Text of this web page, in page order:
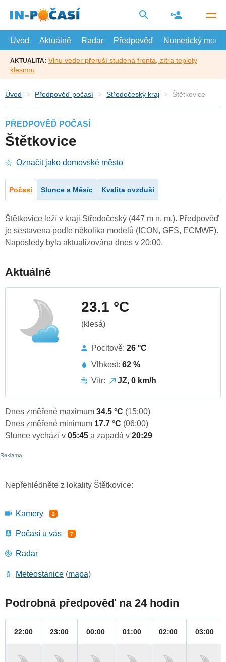
hlavní
Úvod
Aktuálně Radar Předpověď Numerický model
AKTUALITA: Vlnu veder přeruší studená fronta, zítra teploty
klesnou
Úvod Předpověď počasí Středočeský kraj Štětkovice
PŘEDPOVĚĎ POČASÍ
Štětkovice
Označit jako domovské město
Počasí Slunce a Měsíc Kvalita ovzduší
Štětkovice leží v kraji Středočeský (447 m n. m.). Předpověď
je sestavena podle několika modelů (ICON, GFS, ECMWF).
Naposledy byla aktualizována dnes v 20:00.
Aktuálně
23.1 °C
(klesá)
Pocitově: 26 °C
Vlhkost: 62 %
Vítr:
JZ, 0 km/h
Dnes změřené maximum 34.5 °C (15:00)
Dnes změřené minimum 17.7 °C (06:00)
Slunce vychází v 05:45 a zapadá v 20:29
Nepřehlédněte z lokality Štětkovice:
Kamery 2
Počasí u vás 7
Radar
Meteostanice (mapa)
Podrobná předpověď na 24 hodin
22:00 23:00 00:00 01:00 02:00 03:00